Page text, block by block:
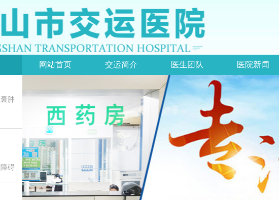
肿
碍
网站首页 交运简介 医生团队 医院新闻